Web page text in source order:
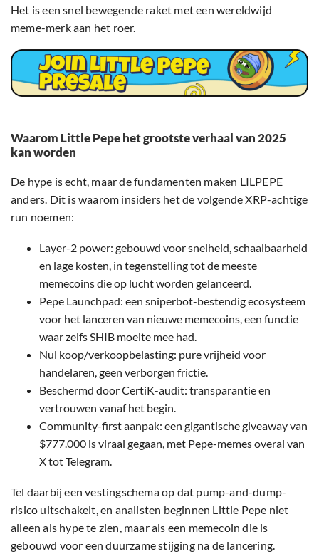
Het is een snel bewegende raket met een wereldwijd
meme-merk aan het roer.
Waarom Little Pepe het grootste verhaal van 2025
kan worden
De hype is echt, maar de fundamenten maken LILPEPE
anders. Dit is waarom insiders het de volgende XRP-achtige
run noemen:
Layer-2 power: gebouwd voor snelheid, schaalbaarheid
en lage kosten, in tegenstelling tot de meeste
memecoins die op lucht worden gelanceerd.
Pepe Launchpad: een sniperbot-bestendig ecosysteem
voor het lanceren van nieuwe memecoins, een functie
waar zelfs SHIB moeite mee had.
Nul koop/verkoopbelasting: pure vrijheid voor
handelaren, geen verborgen frictie.
Beschermd door CertiK-audit: transparantie en
vertrouwen vanaf het begin.
Community-first aanpak: een gigantische giveaway van
$777.000 is viraal gegaan, met Pepe-memes overal van
X tot Telegram.
Tel daarbij een vestingschema op dat pump-and-dump-
risico uitschakelt, en analisten beginnen Little Pepe niet
alleen als hype te zien, maar als een memecoin die is
gebouwd voor een duurzame stijging na de lancering.